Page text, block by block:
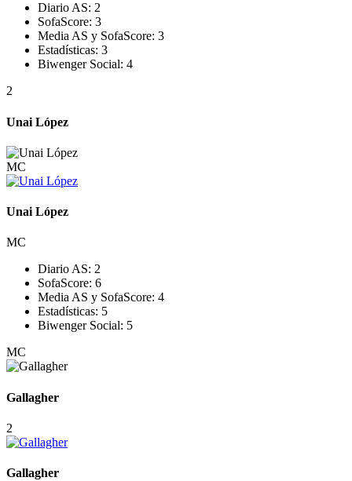
Diario AS: 2
SofaScore: 3
Media AS y SofaScore: 3
Estadísticas: 3
Biwenger Social: 4
2
Unai López
MC
Unai López
MC
Diario AS: 2
SofaScore: 6
Media AS y SofaScore: 4
Estadísticas: 5
Biwenger Social: 5
MC
Gallagher
2
Gallagher